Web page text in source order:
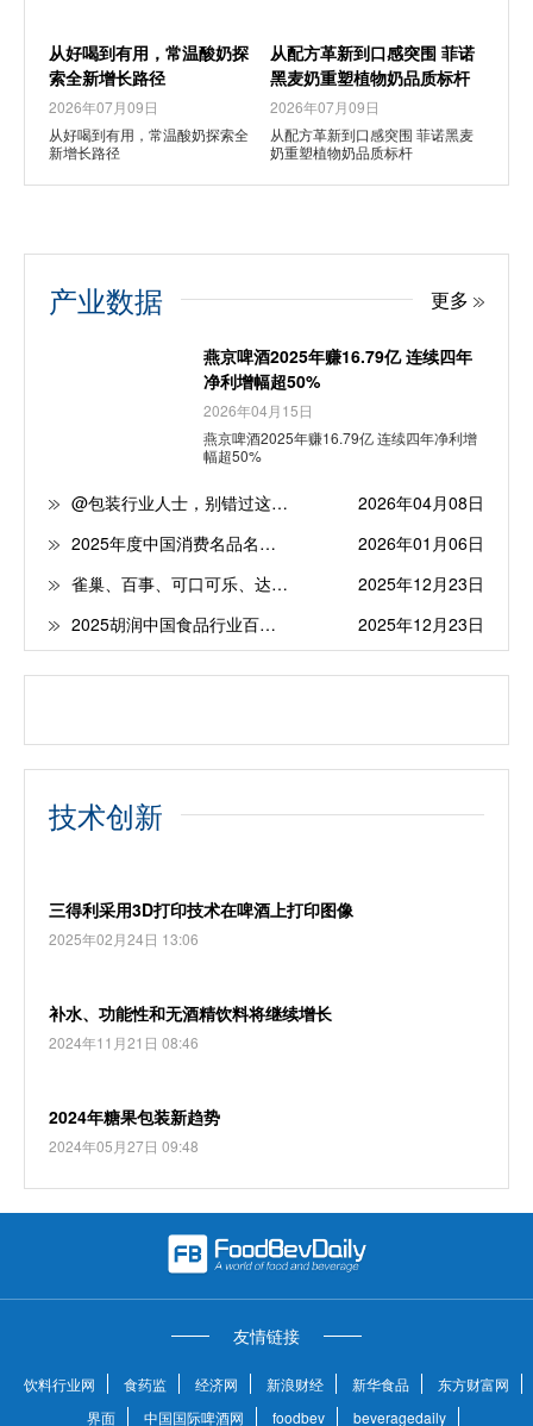
从好喝到有用，常温酸奶探
索全新增长路径
2026年07月09日
从好喝到有用，常温酸奶探索全
新增长路径
从配方革新到口感突围 菲诺
黑麦奶重塑植物奶品质标杆
2026年07月09日
从配方革新到口感突围 菲诺黑麦
奶重塑植物奶品质标杆
产业数据 更多
燕京啤酒2025年赚16.79亿 连续四年
净利增幅超50%
2026年04月15日
燕京啤酒2025年赚16.79亿 连续四年净利增
幅超50%
@包装行业人士，别错过这场年度大展！材料、设备、工艺，你要的都有！
2026年04月08日
2025年度中国消费名品名单公示，这些食品饮料品牌上榜！
2026年01月06日
雀巢、百事、可口可乐、达能等全球食品饮料企业2025年三季报汇总
2025年12月23日
2025胡润中国食品行业百强榜发布，贵州茅台蝉联第一
2025年12月23日
技术创新
三得利采用3D打印技术在啤酒上打印图像
2025年02月24日 13:06
补水、功能性和无酒精饮料将继续增长
2024年11月21日 08:46
2024年糖果包装新趋势
2024年05月27日 09:48
友情链接
饮料行业网 食药监 经济网 新浪财经 新华食品
东方财富网
界面
中国国际啤酒网 foodbev beveragedaily